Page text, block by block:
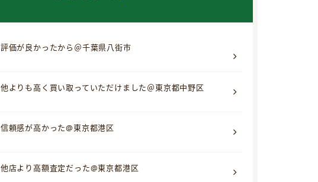
評価が良かったから＠千葉県八街市
他よりも高く買い取っていただけました＠東京都中野区
信頼感が高かった@東京都港区
他店より高額査定だった@東京都港区